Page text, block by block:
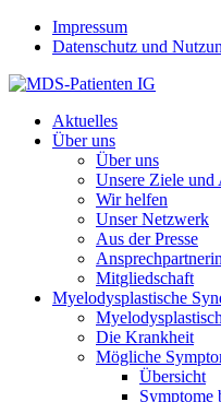
Jump to navigation
Impressum
Datenschutz und
Aktuelles
Über uns
Über uns
Unsere Ziele und
Wir helfen
Unser Netzwerk
Aus der Presse
Mitgliedschaft
Myelodysplastische
Die Krankheit
Mögliche
Übersicht
Symptome